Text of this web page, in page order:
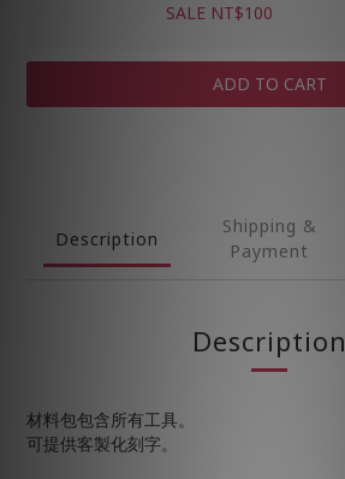
SALE NT$100
ADD TO CART
Description
Shipping &
Payment
Description
材料包包含所有工具。
可提供客製化刻字。